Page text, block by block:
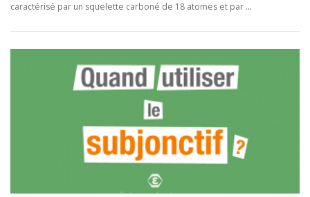
caractérisé par un squelette carboné de 18 atomes et par …